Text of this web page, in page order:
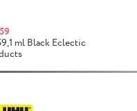
ml Black Eclectic